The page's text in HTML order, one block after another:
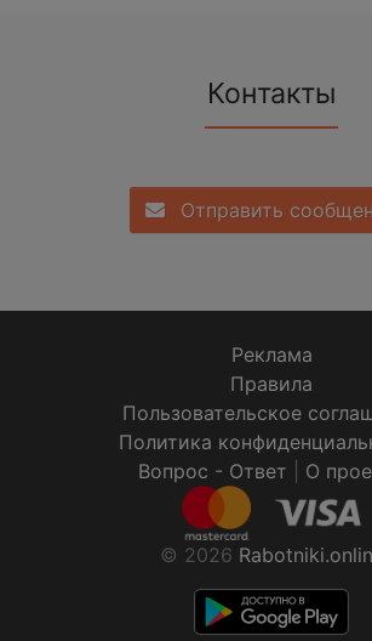
Контакты
Отправить
Реклама
Правила
Пользовательское
Политика
Вопрос - Ответ
О
© 2026